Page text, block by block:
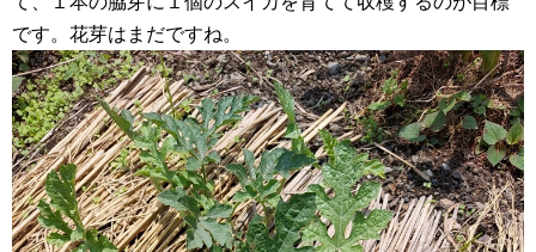
です。花芽はまだですね。